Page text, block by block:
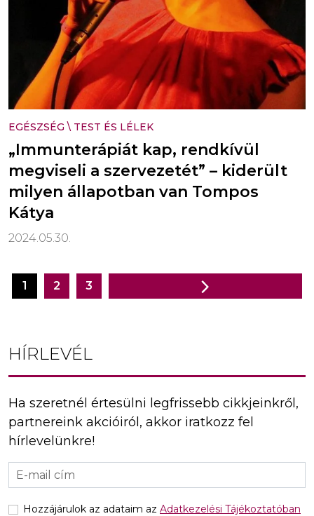
EGÉSZSÉG \ TEST ÉS LÉLEK
„Immunterápiát kap, rendkívül
megviseli a szervezetét” – kiderült
milyen állapotban van Tompos
Kátya
2024.05.30.
Bejegyzés
1 2 3
HÍRLEVÉL
Ha szeretnél értesülni legfrissebb cikkjeinkről,
partnereink akcióiról, akkor iratkozz fel
hírlevelünkre!
Hozzájárulok az adataim az Adatkezelési Tájékoztatóban